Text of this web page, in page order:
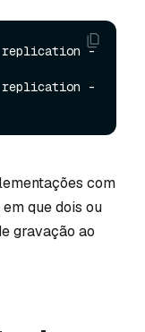
replication -
com
que dois ou
gravação ao